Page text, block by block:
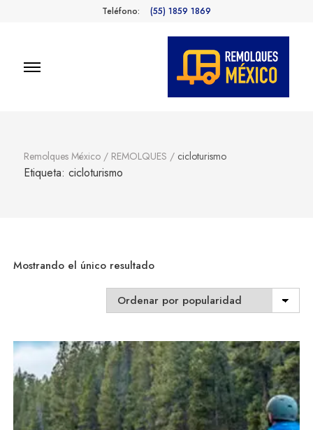
Teléfono: (55) 1859 1869
Remolques México / REMOLQUES / cicloturismo
Etiqueta: cicloturismo
Mostrando el único resultado